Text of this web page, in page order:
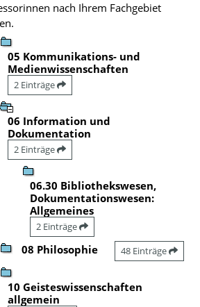
nach Ihrem Fachgebiet
05 Kommunikations- und
Medienwissenschaften
2 Einträge
06 Information und
Dokumentation
2 Einträge
06.30 Bibliothekswesen,
Dokumentationswesen:
Allgemeines
2 Einträge
08 Philosophie 48 Einträge
10 Geisteswissenschaften
allgemein